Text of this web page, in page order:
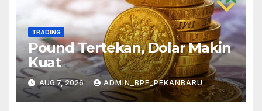
TRADING
Pound Tertekan, Dolar Makin
Kuat
AUG 7, 2026 ADMIN_BPF_PEKANBARU